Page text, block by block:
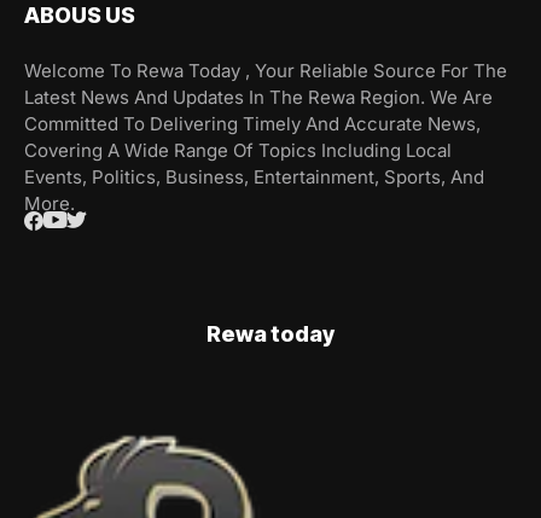
ABOUS US
Welcome To Rewa Today , Your Reliable Source For The
Latest News And Updates In The Rewa Region. We Are
Committed To Delivering Timely And Accurate News,
Covering A Wide Range Of Topics Including Local
Events, Politics, Business, Entertainment, Sports, And
More.
Rewa today